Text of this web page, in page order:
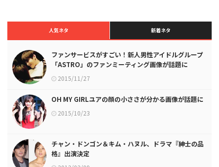
人気ネタ 新着ネタ
ファンサービスがすごい！新人男性アイドルグループ
「ASTRO」のファンミーティング画像が話題に
2015/11/27
OH MY GIRLユアの顔の小ささが分かる画像が話題に
2015/10/23
チャン・ドンゴン＆キム・ハヌル、ドラマ『紳士の品
格』出演決定